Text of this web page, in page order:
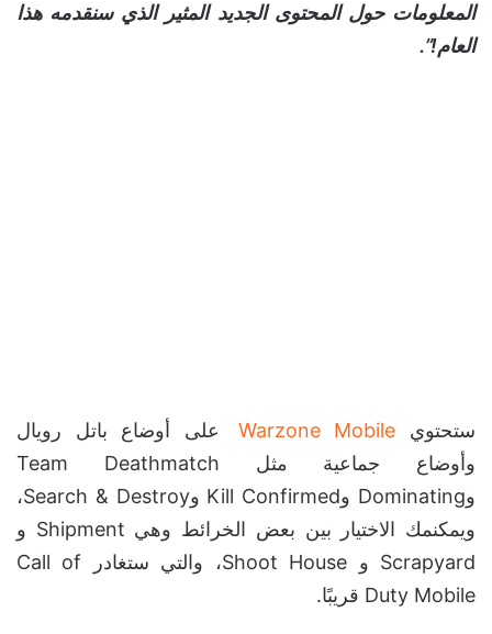
المعلومات حول المحتوى الجديد المثير الذي سنقدمه هذا
العام!”.
ستحتوي
على أوضاع باتل رويال
وأوضاع جماعية مثل Team Deathmatch
وDominating وKill Confirmed وSearch & Destroy،
ويمكنمك الاختيار بين بعض الخرائط وهي Shipment و
Scrapyard و Shoot House، والتي ستغادر Call of
Duty Mobile قريبًا.